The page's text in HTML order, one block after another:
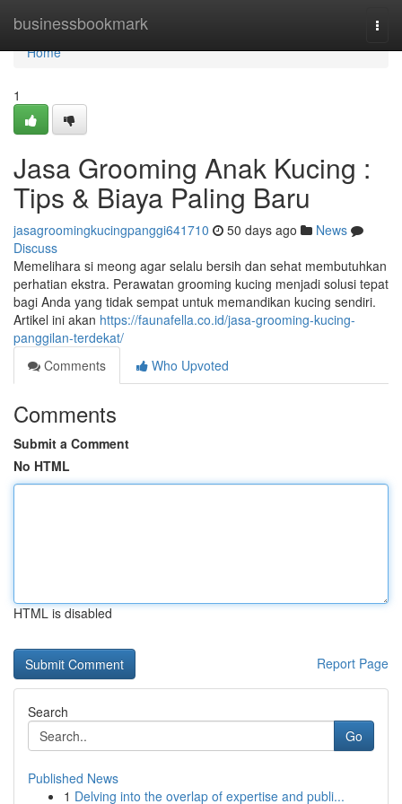
businessbookmark
Home
Home
1
Jasa Grooming Anak Kucing :
Tips & Biaya Paling Baru
jasagroomingkucingpanggi641710 50 days ago
News
Discuss
Memelihara si meong agar selalu bersih dan sehat membutuhkan
perhatian ekstra. Perawatan grooming kucing menjadi solusi tepat
bagi Anda yang tidak sempat untuk memandikan kucing sendiri.
Artikel ini akan https://faunafella.co.id/jasa-grooming-kucing-
panggilan-terdekat/
Comments
Who Upvoted
Comments
Submit a Comment
No HTML
HTML is disabled
Report Page
Search
Go
Published News
1 Delving into the overlap of expertise and publi...